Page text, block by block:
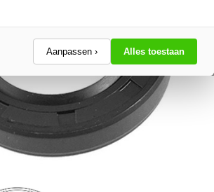
Aanpassen › Alles toestaan